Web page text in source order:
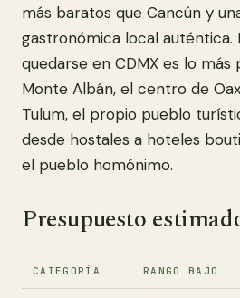
más baratos que Cancún y
gastronómica local auténtica.
quedarse en CDMX es lo más
Monte Albán, el centro de
Tulum, el propio pueblo
desde hostales a hoteles
el pueblo homónimo.
Presupuesto
CATEGORÍA RANGO BAJO